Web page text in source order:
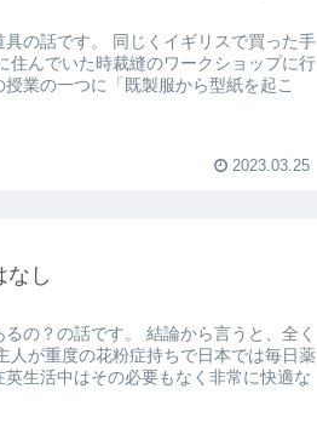
の話です。 同じくイギリスで買った手
住んでいた時裁縫のワークショップに行
業の一つに「既製服から型紙を起こ
2023.03.25
なし
の？の話です。 結論から言うと、全く
人が重度の花粉症持ちで日本では毎日薬
生活中はその必要もなく非常に快適な